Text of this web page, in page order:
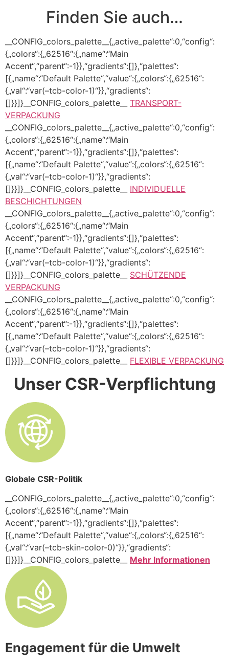
Finden Sie auch…
__CONFIG_colors_palette__{„active_palette“:0,“config“:
{„colors“:{„62516“:{„name“:“Main
Accent“,“parent“:-1}},“gradients“:[]},“palettes“:
[{„name“:“Default Palette“,“value“:{„colors“:{„62516“:
{„val“:“var(–tcb-color-1)“}},“gradients“:
[]}}]}__CONFIG_colors_palette__ TRANSPORT-
VERPACKUNG
__CONFIG_colors_palette__{„active_palette“:0,“config“:
{„colors“:{„62516“:{„name“:“Main
Accent“,“parent“:-1}},“gradients“:[]},“palettes“:
[{„name“:“Default Palette“,“value“:{„colors“:{„62516“:
{„val“:“var(–tcb-color-1)“}},“gradients“:
[]}}]}__CONFIG_colors_palette__ INDIVIDUELLE
BESCHICHTUNGEN
__CONFIG_colors_palette__{„active_palette“:0,“config“:
{„colors“:{„62516“:{„name“:“Main
Accent“,“parent“:-1}},“gradients“:[]},“palettes“:
[{„name“:“Default Palette“,“value“:{„colors“:{„62516“:
{„val“:“var(–tcb-color-1)“}},“gradients“:
[]}}]}__CONFIG_colors_palette__ SCHÜTZENDE
VERPACKUNG
__CONFIG_colors_palette__{„active_palette“:0,“config“:
{„colors“:{„62516“:{„name“:“Main
Accent“,“parent“:-1}},“gradients“:[]},“palettes“:
[{„name“:“Default Palette“,“value“:{„colors“:{„62516“:
{„val“:“var(–tcb-color-1)“}},“gradients“:
[]}}]}__CONFIG_colors_palette__ FLEXIBLE VERPACKUNG
Unser CSR-Verpflichtung
Globale CSR-Politik
__CONFIG_colors_palette__{„active_palette“:0,“config“:
{„colors“:{„62516“:{„name“:“Main
Accent“,“parent“:-1}},“gradients“:[]},“palettes“:
[{„name“:“Default Palette“,“value“:{„colors“:{„62516“:
{„val“:“var(–tcb-skin-color-0)“}},“gradients“:
[]}}]}__CONFIG_colors_palette__ Mehr Informationen
Engagement für die Umwelt